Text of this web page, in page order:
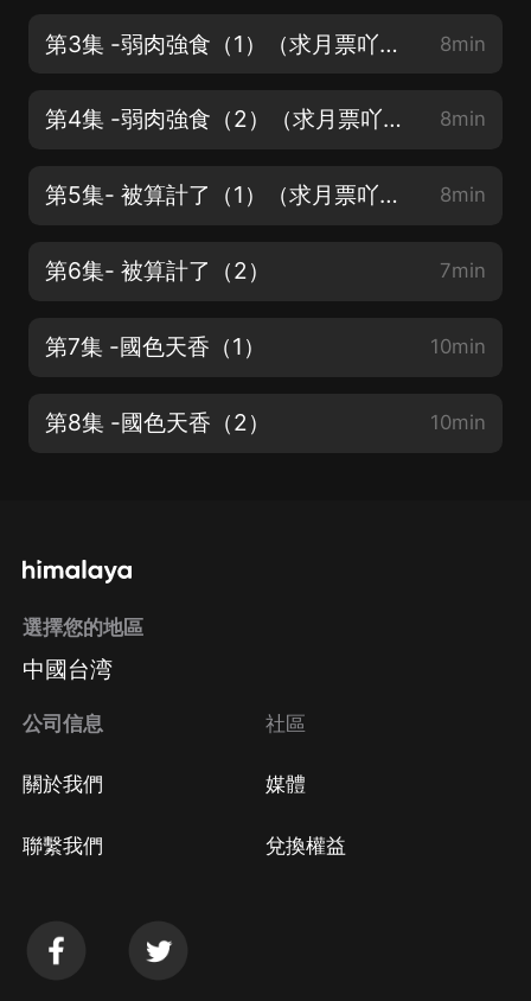
第3集 -弱肉強食（1）（求月票吖❤動動小手支持一下~） 8min
第4集 -弱肉強食（2）（求月票吖❤動動小手支持一下~） 8min
第5集- 被算計了（1）（求月票吖❤動動小手支持一下~） 8min
第6集- 被算計了（2） 7min
第7集 -國色天香（1） 10min
第8集 -國色天香（2） 10min
選擇您的地區
中國台湾
公司信息
關於我們
聯繫我們
社區
媒體
兌換權益